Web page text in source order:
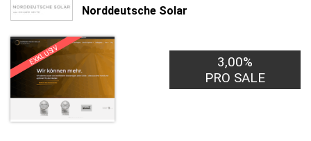
Norddeutsche Solar
EXKLUSIV
3,00%
PRO SALE